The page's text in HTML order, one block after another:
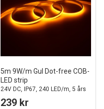
5m 9W/m Gul Dot-free COB-
LED strip
24V DC, IP67, 240 LED/m, 5 års
garanti
239 kr